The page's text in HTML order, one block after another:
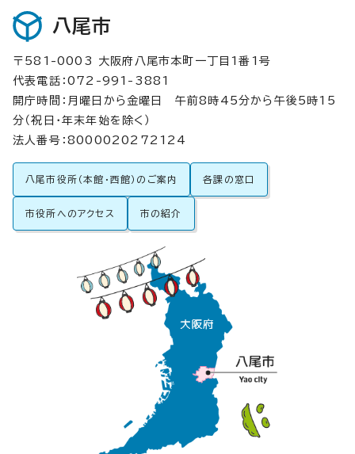
八尾市
〒581-0003 大阪府八尾市本町一丁目1番1号
代表電話：072-991-3881
開庁時間：月曜日から金曜日 午前8時45分から午後5時15
分（祝日・年末年始を除く）
法人番号：8000020272124
八尾市役所（本館・西館）のご案内 各課の窓口
市役所へのアクセス 市の紹介